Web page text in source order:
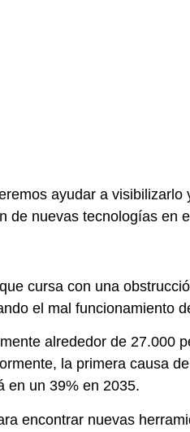
ayudar a visibilizarlo
de nuevas tecnologías en
cursa con una
el mal funcionamiento
alrededor de 27.000
la primera causa
en un 39% en 2035.
encontrar nuevas